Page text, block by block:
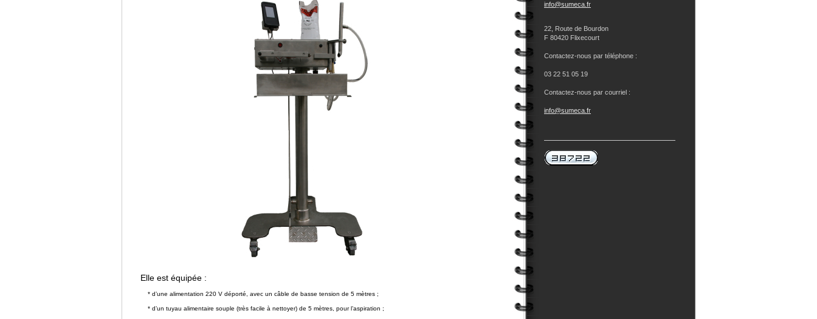
Elle est équipée :
* d’une alimentation 220 V déporté, avec un câble de basse tension de 5 mètres ;
* d’un tuyau alimentaire souple (très facile à nettoyer) de 5 mètres, pour l’aspiration ;
info@sumeca.fr
22, Route de Bourdon
F 80420 Flixecourt
Contactez-nous par téléphone :
03 22 51 05 19
Contactez-nous par courriel :
info@sumeca.fr